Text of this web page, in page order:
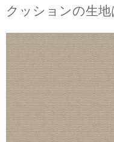
クッションの生